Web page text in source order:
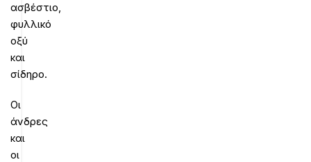
ασβέστιο,
φυλλικό
οξύ
και
σίδηρο.
Οι
άνδρες
και
οι